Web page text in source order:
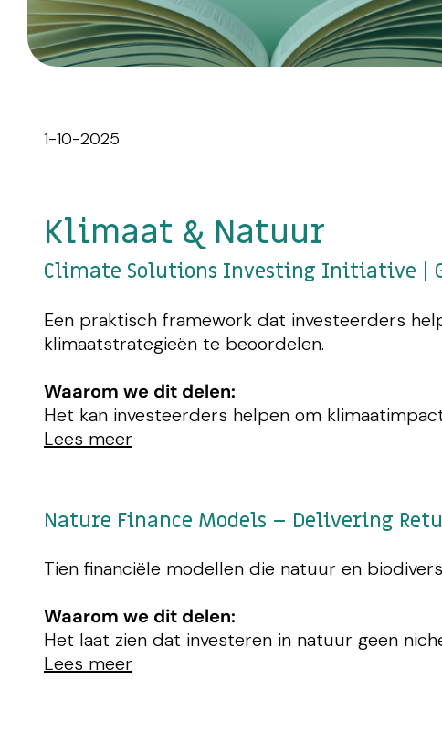
1-10-2025
Klimaat & Natuur
Climate Solutions Investing Initiative |
Een praktisch framework dat investeerders
klimaatstrategieën te beoordelen.
Waarom we dit delen:
Het kan investeerders helpen om
Lees meer
Nature Finance Models – Delivering
Tien financiële modellen die natuur en
Waarom we dit delen:
Het laat zien dat investeren in natuur geen
Lees meer